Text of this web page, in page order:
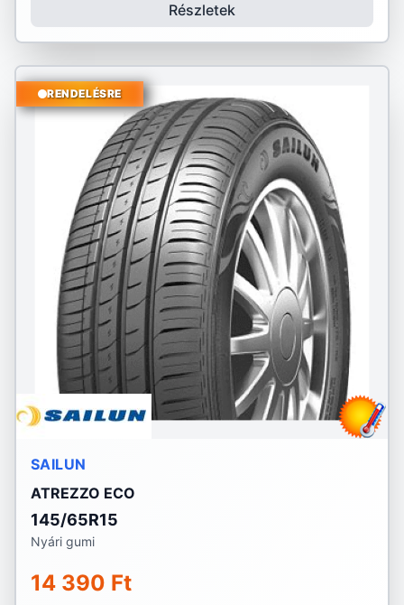
Részletek
RENDELÉSRE
SAILUN
ATREZZO ECO
145/65R15
Nyári gumi
14 390 Ft